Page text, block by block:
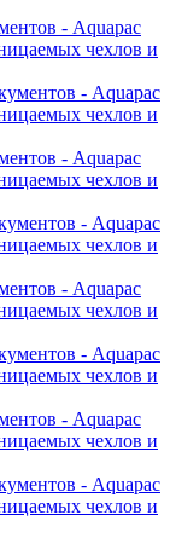
- Aquapac
чехлов и
- Aquapac
чехлов и
- Aquapac
чехлов и
- Aquapac
чехлов и